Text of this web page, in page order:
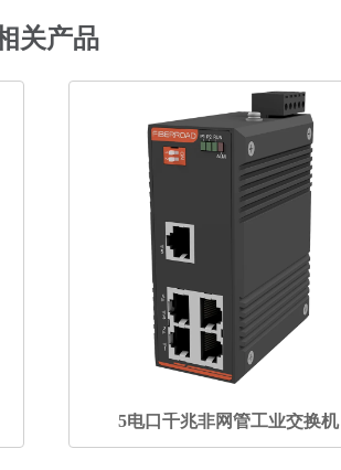
关产品
5电口千兆非网管工业交换机